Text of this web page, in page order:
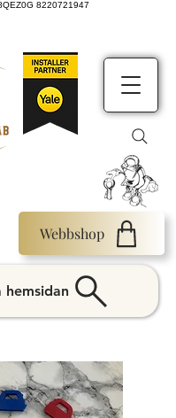
8220721947
Webbshop
hemsidan